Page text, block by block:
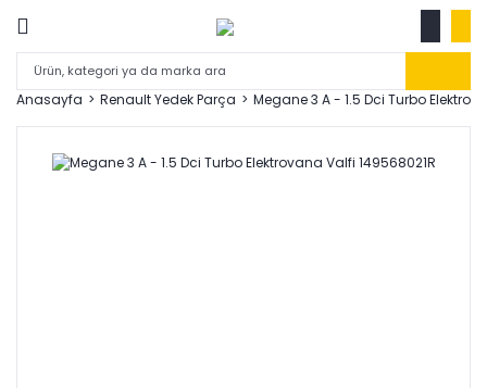
Anasayfa Renault Yedek Parça Megane 3 A - 1.5 Dci Turbo